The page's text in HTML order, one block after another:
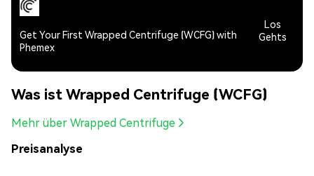
Get Your First Wrapped Centrifuge (WCFG) with
Phemex
Los
Gehts
Was ist Wrapped Centrifuge (WCFG)
Mehr über Wrapped Centrifuge
Preisanalyse